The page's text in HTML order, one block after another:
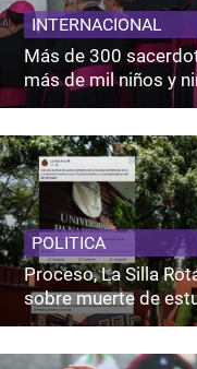
INTERNACIONAL
Más de 300
más de mil niños y
POLITICA
Proceso, La Silla
sobre muerte de